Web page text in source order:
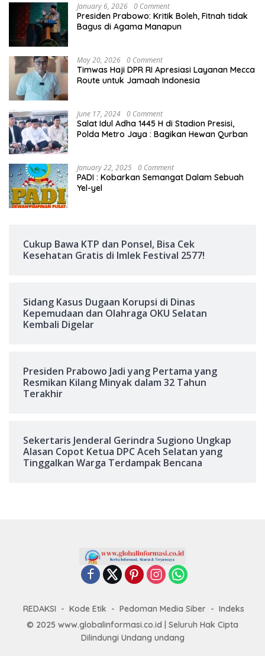
January 6, 2026 0 Comment
Presiden Prabowo: Kritik Boleh, Fitnah tidak
Bagus di Agama Manapun
May 20, 2026 0 Comment
Timwas Haji DPR RI Apresiasi Layanan Mecca
Route untuk Jamaah Indonesia
June 17, 2024 0 Comment
Salat Idul Adha 1445 H di Stadion Presisi,
Polda Metro Jaya : Bagikan Hewan Qurban
January 22, 2025 0 Comment
PADI : Kobarkan Semangat Dalam Sebuah
Yel-yel
Cukup Bawa KTP dan Ponsel, Bisa Cek
Kesehatan Gratis di Imlek Festival 2577!
Sidang Kasus Dugaan Korupsi di Dinas
Kepemudaan dan Olahraga OKU Selatan
Kembali Digelar
Presiden Prabowo Jadi yang Pertama yang
Resmikan Kilang Minyak dalam 32 Tahun
Terakhir
Sekertaris Jenderal Gerindra Sugiono Ungkap
Alasan Copot Ketua DPC Aceh Selatan yang
Tinggalkan Warga Terdampak Bencana
REDAKSI Kode Etik Pedoman Media Siber
Indeks
© 2025 www.globalinformasi.co.id | Seluruh Hak Cipta
Dilindungi Undang undang